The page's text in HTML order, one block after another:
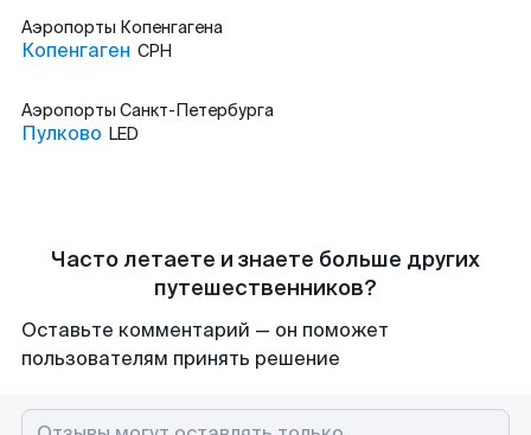
Аэропорты Копенгагена
Копенгаген CPH
Аэропорты Санкт-Петербурга
Пулково LED
Часто летаете и знаете больше других
путешественников?
Оставьте комментарий — он поможет
пользователям принять решение